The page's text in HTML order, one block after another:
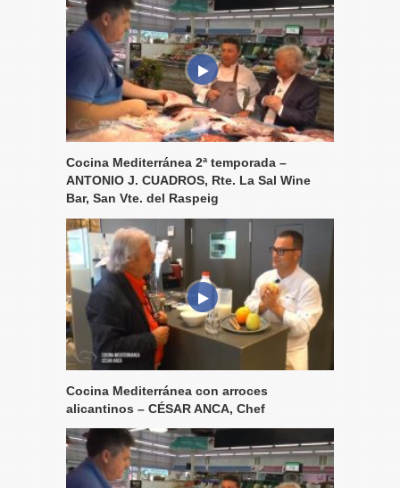
Cocina Mediterránea 2ª temporada –
ANTONIO J. CUADROS, Rte. La Sal Wine
Bar, San Vte. del Raspeig
Cocina Mediterránea con arroces
alicantinos – CÉSAR ANCA, Chef